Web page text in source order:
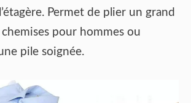
Permet de plier un grand
pour hommes ou
pile soignée.